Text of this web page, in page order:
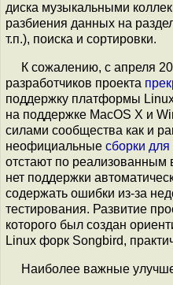
диска музыкальными
разбиения данных на
т.п.), поиска и сортировки.
К сожалению, с апреля
разработчиков проекта
поддержку платформы
на поддержке MacOS X и
силами сообщества как и
неофициальные сборки
отстают по
нет поддержки
содержать ошибки из-за
тестирования. Развитие
которого был создан
Linux форк Songbird,
Наиболее важные